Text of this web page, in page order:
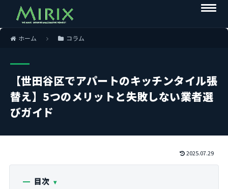
ホーム コラム
【世田谷区でアパートのキッチンタイル張
替え】5つのメリットと失敗しない業者選
びガイド
2025.07.29
目次